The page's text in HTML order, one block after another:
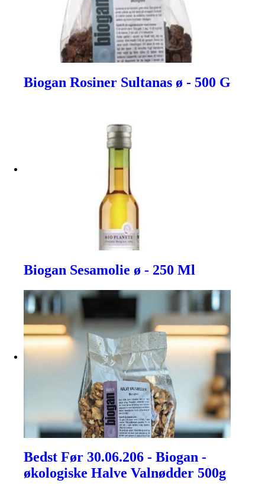
Biogan Rosiner Sultanas ø - 500 G
Biogan Sesamolie ø - 250 Ml
Bedst Før 30.06.206 - Biogan -
økologiske Halve Valnødder 500g